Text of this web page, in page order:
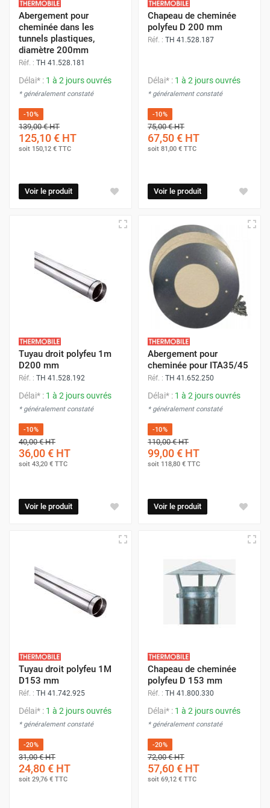
Abergement pour
cheminée dans les
tunnels plastiques,
diamètre 200mm
Réf. : TH 41.528.181
Délai* : 1 à 2 jours ouvrés
* généralement constaté
-10%
139,00 €HT
125,10 € HT
soit 150,12 € TTC
Voir le produit
Chapeau de cheminée
polyfeu D 200 mm
Réf. : TH 41.528.187
Délai* : 1 à 2 jours ouvrés
* généralement constaté
-10%
75,00 €HT
67,50 € HT
soit 81,00 € TTC
Voir le produit
Tuyau droit polyfeu 1m
D200 mm
Réf. : TH 41.528.192
Délai* : 1 à 2 jours ouvrés
* généralement constaté
-10%
40,00 €HT
36,00 € HT
soit 43,20 € TTC
Voir le produit
Abergement pour
cheminée pour ITA35/45
Réf. : TH 41.652.250
Délai* : 1 à 2 jours ouvrés
* généralement constaté
-10%
110,00 €HT
99,00 € HT
soit 118,80 € TTC
Voir le produit
Tuyau droit polyfeu 1M
D153 mm
Réf. : TH 41.742.925
Délai* : 1 à 2 jours ouvrés
* généralement constaté
-20%
31,00 €HT
24,80 € HT
soit 29,76 € TTC
Chapeau de cheminée
polyfeu D 153 mm
Réf. : TH 41.800.330
Délai* : 1 à 2 jours ouvrés
* généralement constaté
-20%
72,00 €HT
57,60 € HT
soit 69,12 € TTC